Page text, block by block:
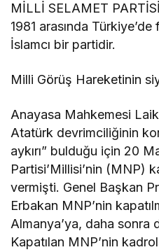
MİLLİ SELAMET
1981 arasında
İslamcı bir partidir.
Milli Görüş Hareketinin
Anayasa Mahkemesi
Atatürk devrimciliğinin
aykırı” bulduğu için 20
Partisi’Millisi’nin (MNP)
vermişti. Genel Başkan
Erbakan MNP’nin
Almanya’ya, daha sonra
Kapatılan MNP’nin